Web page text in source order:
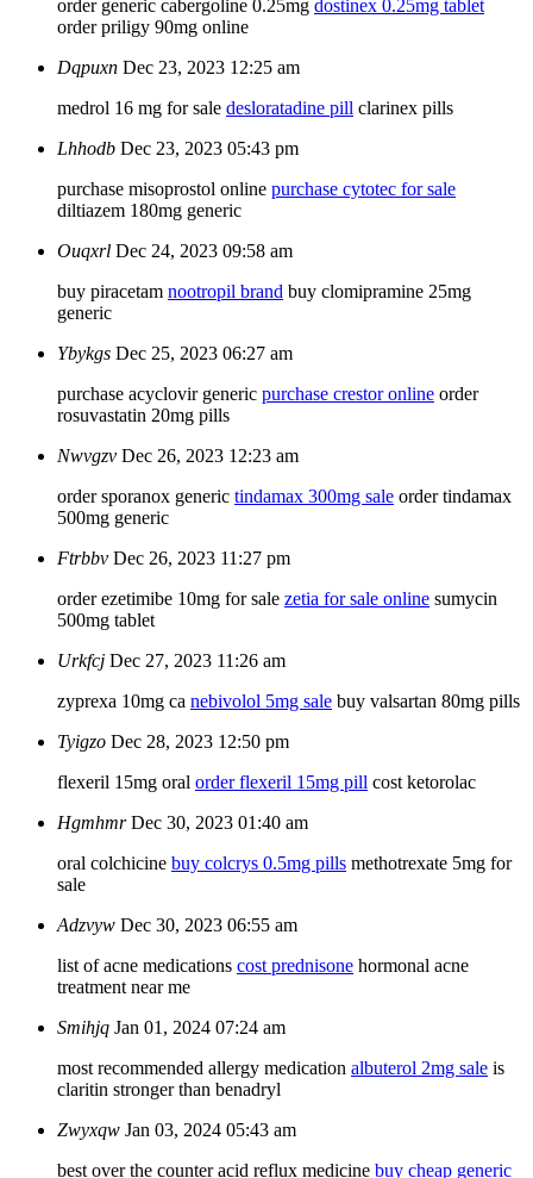
order generic cabergoline 0.25mg dostinex 0.25mg tablet
order priligy 90mg online
Dqpuxn Dec 23, 2023 12:25 am
medrol 16 mg for sale desloratadine pill clarinex pills
Lhhodb Dec 23, 2023 05:43 pm
purchase misoprostol online purchase cytotec for sale
diltiazem 180mg generic
Ouqxrl Dec 24, 2023 09:58 am
buy piracetam nootropil brand buy clomipramine 25mg
generic
Ybykgs Dec 25, 2023 06:27 am
purchase acyclovir generic purchase crestor online order
rosuvastatin 20mg pills
Nwvgzv Dec 26, 2023 12:23 am
order sporanox generic tindamax 300mg sale order tindamax
500mg generic
Ftrbbv Dec 26, 2023 11:27 pm
order ezetimibe 10mg for sale zetia for sale online sumycin
500mg tablet
Urkfcj Dec 27, 2023 11:26 am
zyprexa 10mg ca nebivolol 5mg sale buy valsartan 80mg pills
Tyigzo Dec 28, 2023 12:50 pm
flexeril 15mg oral order flexeril 15mg pill cost ketorolac
Hgmhmr Dec 30, 2023 01:40 am
oral colchicine buy colcrys 0.5mg pills methotrexate 5mg for
sale
Adzvyw Dec 30, 2023 06:55 am
list of acne medications cost prednisone hormonal acne
treatment near me
Smihjq Jan 01, 2024 07:24 am
most recommended allergy medication albuterol 2mg sale is
claritin stronger than benadryl
Zwyxqw Jan 03, 2024 05:43 am
best over the counter acid reflux medicine buy cheap generic